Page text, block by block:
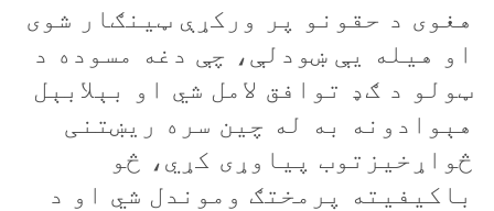
هغوی د حقونو پر ورکړې ټینګار شوی
او هيله يې ښودلې،‌ چې دغه مسوده د
ټولو د ګډ توافق لامل شي او بېلابېل
هېوادونه به له چين سره ريښتنی
څواړخيزتوب پياوړی کړي، څو
باکيفيته پرمختګ وموندل شي او د